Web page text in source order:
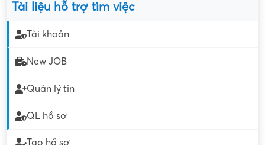
Tài liệu hỗ trợ tìm việc
Tài khoản
New JOB
Quản lý tin
QL hồ sơ
Tạo hồ sơ